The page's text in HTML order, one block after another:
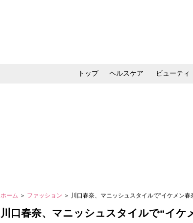
トップ ヘルスケア ビューティ
ホーム ＞ ファッション ＞ 川口春奈、マニッシュスタイルで“イケメン
川口春奈、マニッシュスタイルで“イ